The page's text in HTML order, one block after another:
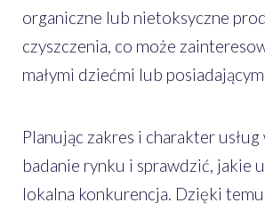
organiczne lub nietoksyczne
czyszczenia, co może
małymi dziećmi lub
Planując zakres i charakter
badanie rynku i sprawdzić, jakie
lokalna konkurencja. Dzięki